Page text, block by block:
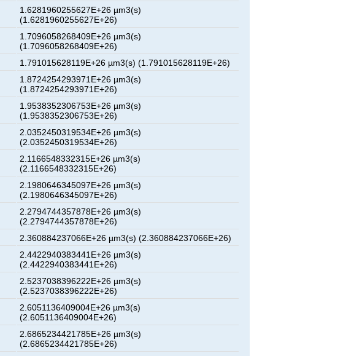
1.6281960255627E+26 µm3(s)
(1.6281960255627E+26)
1.7096058268409E+26 µm3(s)
(1.7096058268409E+26)
1.791015628119E+26 µm3(s) (1.791015628119E+26)
1.8724254293971E+26 µm3(s)
(1.8724254293971E+26)
1.9538352306753E+26 µm3(s)
(1.9538352306753E+26)
2.0352450319534E+26 µm3(s)
(2.0352450319534E+26)
2.1166548332315E+26 µm3(s)
(2.1166548332315E+26)
2.1980646345097E+26 µm3(s)
(2.1980646345097E+26)
2.2794744357878E+26 µm3(s)
(2.2794744357878E+26)
2.360884237066E+26 µm3(s) (2.360884237066E+26)
2.4422940383441E+26 µm3(s)
(2.4422940383441E+26)
2.5237038396222E+26 µm3(s)
(2.5237038396222E+26)
2.6051136409004E+26 µm3(s)
(2.6051136409004E+26)
2.6865234421785E+26 µm3(s)
(2.6865234421785E+26)